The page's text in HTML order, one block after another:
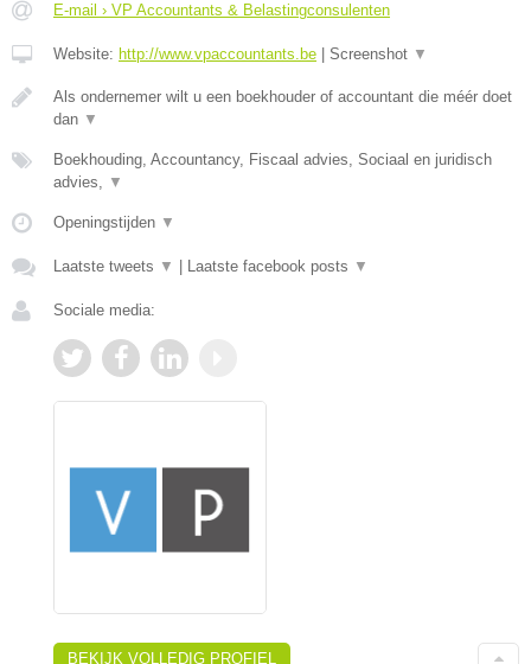
E-mail › VP Accountants & Belastingconsulenten
Website: http://www.vpaccountants.be Screenshot ▼
Als ondernemer wilt u een boekhouder of accountant die méér doet
dan ▼
Boekhouding, Accountancy, Fiscaal advies, Sociaal en juridisch
advies, ▼
Openingstijden ▼
Laatste tweets ▼ Laatste facebook posts ▼
Sociale media:
BEKIJK VOLLEDIG PROFIEL